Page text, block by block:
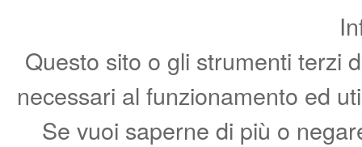
Questo sito o gli strumenti terzi
necessari al funzionamento ed
Se vuoi saperne di più o